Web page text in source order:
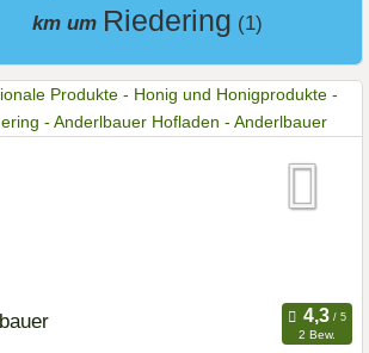
km um Riedering (1)
2 Bew.